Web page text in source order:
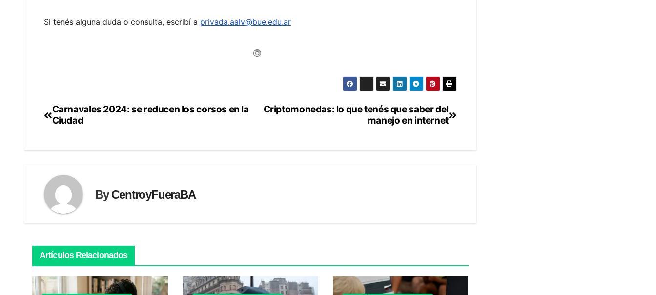
Si tenés alguna duda o consulta, escribí a privada.aalv@bue.edu.ar
Navegación
Criptomonedas: lo que tenés que saber del
manejo en internet
Carnavales 2024: se reducen los corsos en la
Ciudad
ByCentroyFueraBA
Artículos Relacionados